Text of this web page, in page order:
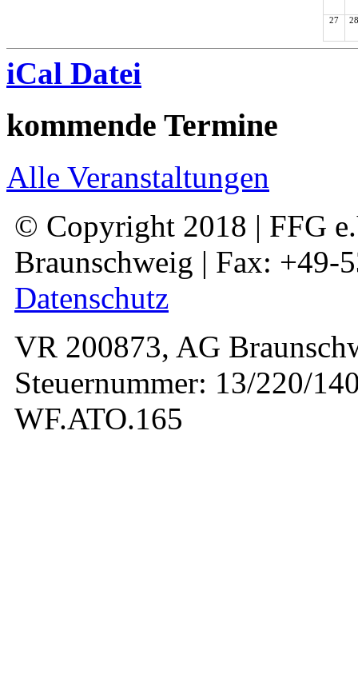
27 28
iCal Datei
kommende Termine
Alle Veranstaltungen
© Copyright 2018 | FFG
Braunschweig | Fax: +49-
Datenschutz
VR 200873, AG
Steuernummer: 13/220/
WF.ATO.165